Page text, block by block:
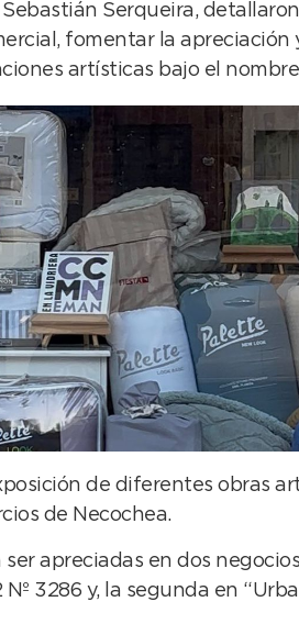
Serqueira,
fomentar la
artísticas bajo el nombre
de diferentes obras
de Necochea.
apreciadas en dos
3286 y, la segunda en